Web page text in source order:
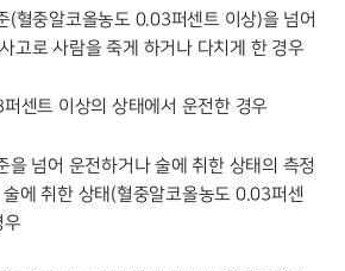
(혈중알코올농도 0.03퍼센트 이상)을 넘어
고로 사람을 죽게 하거나 다치게 한 경우
센트 이상의 상태에서 운전한 경우
을 넘어 운전하거나 술에 취한 상태의 측정
에 취한 상태(혈중알코올농도 0.03퍼센
우